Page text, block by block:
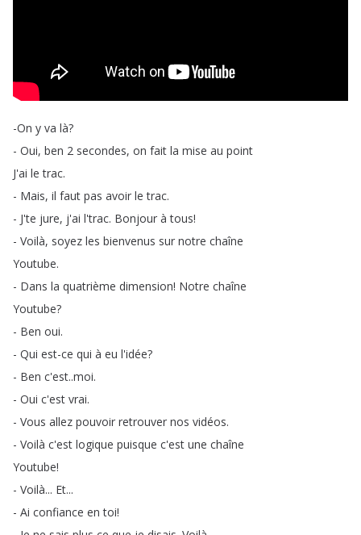
-On y va là?
- Oui, ben 2 secondes, on fait la mise au point
J'ai le trac.
- Mais, il faut pas avoir le trac.
- J'te jure, j'ai l'trac. Bonjour à tous!
- Voilà, soyez les bienvenus sur notre chaîne
Youtube.
- Dans la quatrième dimension! Notre chaîne
Youtube?
- Ben oui.
- Qui est-ce qui à eu l'idée?
- Ben c'est..moi.
- Oui c'est vrai.
- Vous allez pouvoir retrouver nos vidéos.
- Voilà c'est logique puisque c'est une chaîne
Youtube!
- Voilà... Et...
- Ai confiance en toi!